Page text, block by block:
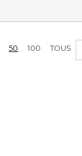
50 100 TOUS